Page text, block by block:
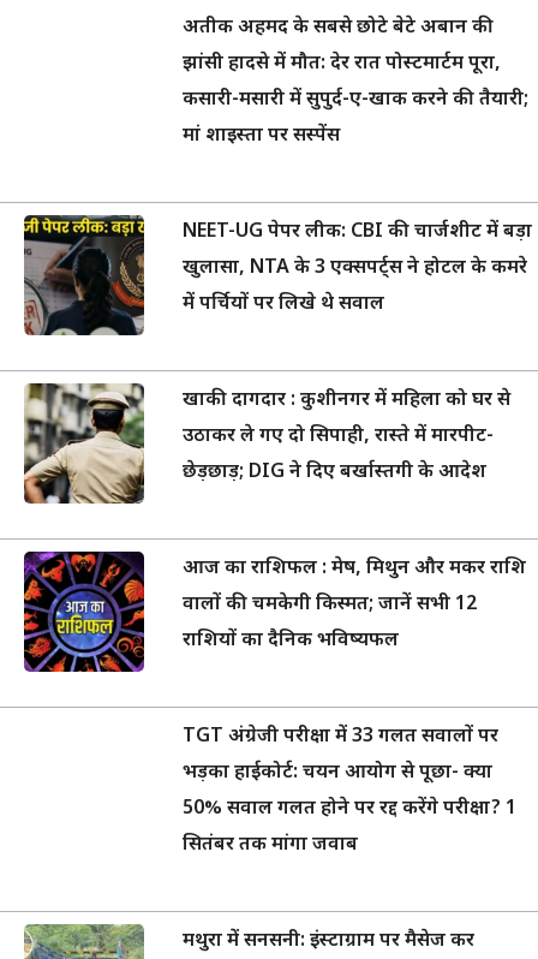
अतीक अहमद के सबसे छोटे बेटे अबान की
झांसी हादसे में मौत: देर रात पोस्टमार्टम पूरा,
कसारी-मसारी में सुपुर्द-ए-खाक करने की तैयारी;
मां शाइस्ता पर सस्पेंस
NEET-UG पेपर लीक: CBI की चार्जशीट में बड़ा
खुलासा, NTA के 3 एक्सपर्ट्स ने होटल के कमरे
में पर्चियों पर लिखे थे सवाल
खाकी दागदार : कुशीनगर में महिला को घर से
उठाकर ले गए दो सिपाही, रास्ते में मारपीट-
छेड़छाड़; DIG ने दिए बर्खास्तगी के आदेश
आज का राशिफल : मेष, मिथुन और मकर राशि
वालों की चमकेगी किस्मत; जानें सभी 12
राशियों का दैनिक भविष्यफल
TGT अंग्रेजी परीक्षा में 33 गलत सवालों पर
भड़का हाईकोर्ट: चयन आयोग से पूछा- क्या
50% सवाल गलत होने पर रद्द करेंगे परीक्षा? 1
सितंबर तक मांगा जवाब
मथुरा में सनसनी: इंस्टाग्राम पर मैसेज कर